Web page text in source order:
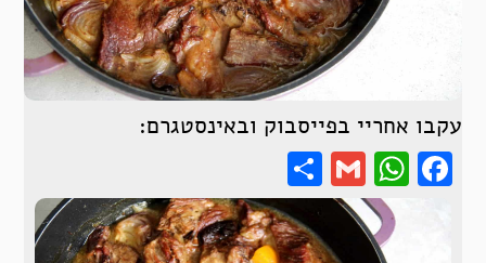
עקבו אחריי בפייסבוק ובאינסטגרם:
Facebook
WhatsApp
Gmail